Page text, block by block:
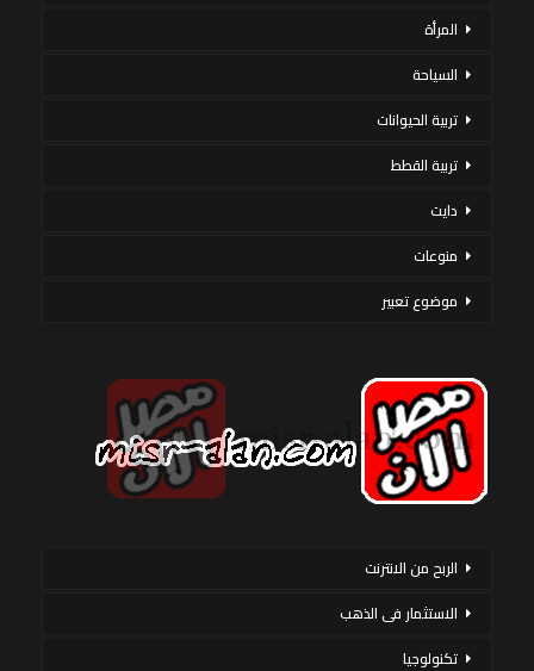
المرأة
السياحة
تربية الحيوانات
تربية القطط
دايت
منوعات
موضوع تعبير
الربح من الانترنت
الاستثمار فى الذهب
تكنولوجيا